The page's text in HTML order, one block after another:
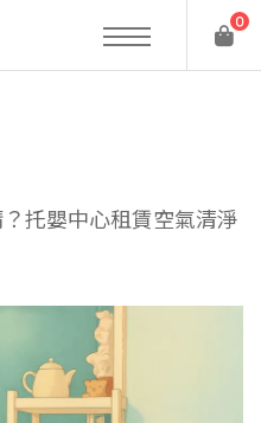
0
托嬰中心租賃空氣清淨